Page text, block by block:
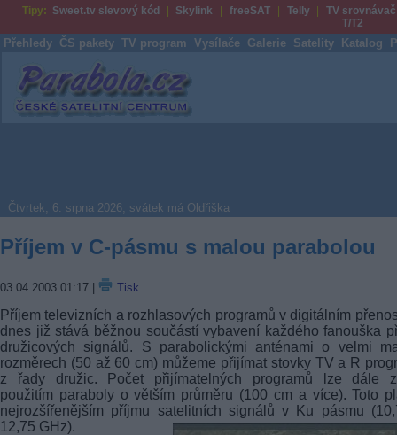
Tipy: Sweet.tv slevový kód Skylink freeSAT Telly
TV srovnávač
T/T2
Přehledy ČS pakety TV program Vysílače Galerie Satelity Katalog
Parabola.cz
Čtvrtek, 6. srpna 2026, svátek má Oldřiška
Příjem v C-pásmu s malou parabolou
03.04.2003 01:17 Tisk
Příjem televizních a rozhlasových programů v digitálním
dnes již stává běžnou součástí vybavení každého fanouška
družicových signálů. S parabolickými anténami o velmi
rozměrech (50 až 60 cm) můžeme přijímat stovky TV a R
z řady družic. Počet přijímatelných programů lze dále
použitím paraboly o větším průměru (100 cm a více). Toto
nejrozšířenějším příjmu satelitních signálů v Ku pásmu
12,75 GHz).